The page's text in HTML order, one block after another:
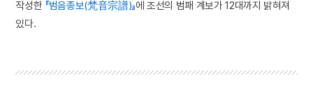
작성한 『범음종보(梵音宗譜)』에 조선의 범패 계보가 12대까지 밝혀져
있다.